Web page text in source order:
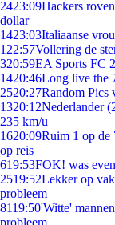
2423:09Hackers
dollar
1423:03Italiaanse
1 22:57Vollering de
320:59EA Sports FC
1420:46Long live the
2520:27Random Pics
1320:12Nederlander
235 km/u
1620:09Ruim 1 op de
op reis
619:53FOK! was
2519:52Lekker op
probleem
8119:50'Witte'
probleem